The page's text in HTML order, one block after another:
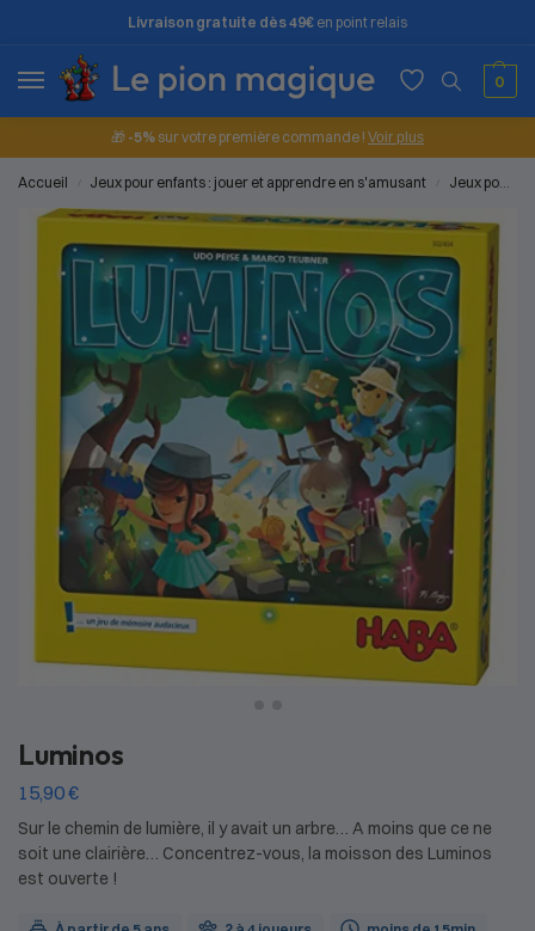
Livraison gratuite dès 49€ en point relais
0
🎁 -5% sur votre première commande ! Voir plus
Accueil Jeux pour enfants : jouer et apprendre en s'amusant Jeux pour les petits (2 à 4 ans)
Luminos
15,90€
Sur le chemin de lumière, il y avait un arbre… A moins que ce ne
soit une clairière… Concentrez-vous, la moisson des Luminos
est ouverte !